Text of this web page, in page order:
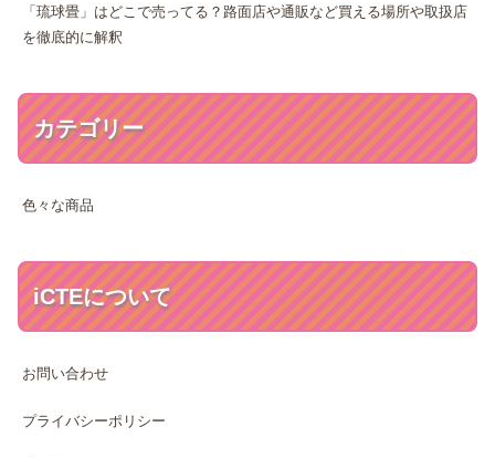
「琉球畳」はどこで売ってる？路面店や通販など買える場所や取扱店
を徹底的に解釈
カテゴリー
色々な商品
iCTEについて
お問い合わせ
プライバシーポリシー